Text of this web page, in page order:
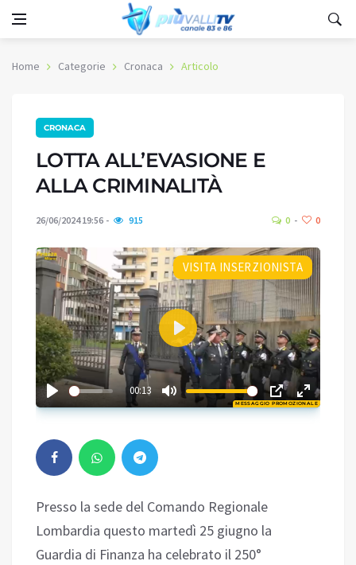
Home Categorie Cronaca Articolo
CRONACA
LOTTA ALL’EVASIONE E
ALLA CRIMINALITÀ
26/06/2024 19:56 915 0 0
MESSAGGIO PROMOZIONALE
VISITA INSERZIONISTA
00:13
Play
02:31
Presso la sede del Comando Regionale
Lombardia questo martedì 25 giugno la
Guardia di Finanza ha celebrato il 250°